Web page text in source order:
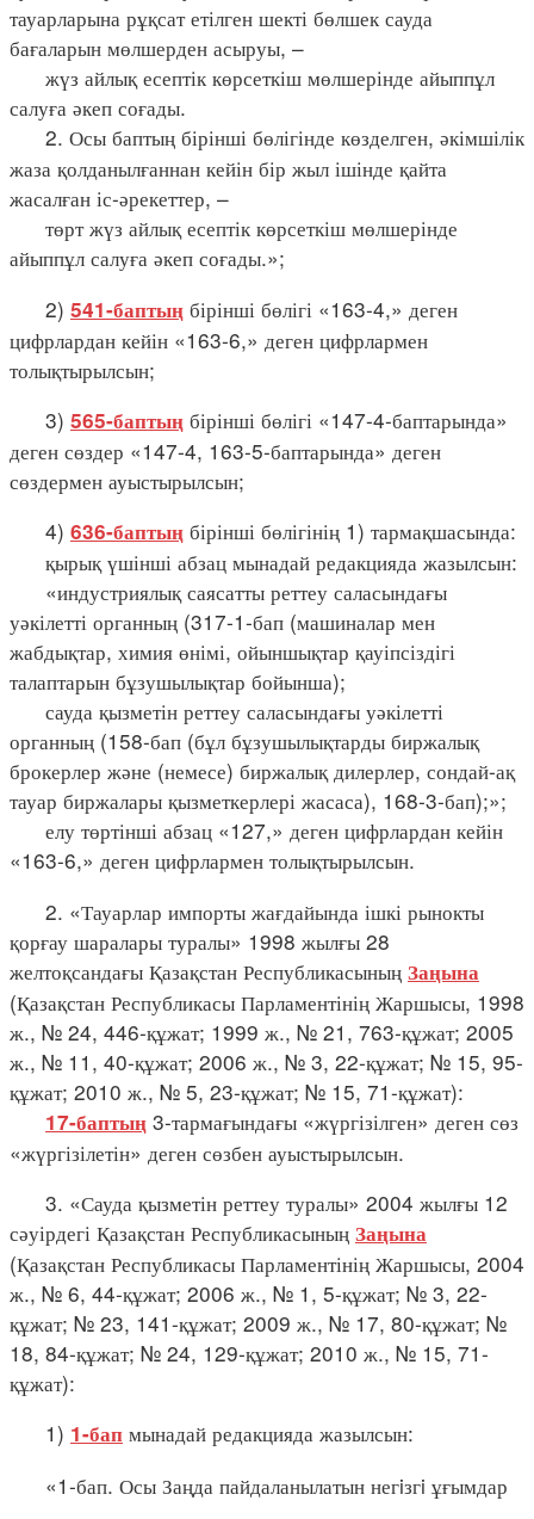
тауарларына рұқсат етілген шекті бөлшек сауда
бағаларын мөлшерден асыруы, –
жүз айлық есептік көрсеткіш мөлшерінде айыппұл
салуға әкеп соғады.
2. Осы баптың бірінші бөлігінде көзделген, әкімшілік
жаза қолданылғаннан кейін бір жыл ішінде қайта
жасалған іс-әрекеттер, –
төрт жүз айлық есептік көрсеткіш мөлшерінде
айыппұл салуға әкеп соғады.»;
2) 541-баптың бірінші бөлігі «163-4,» деген
цифрлардан кейін «163-6,» деген цифрлармен
толықтырылсын;
3) 565-баптың бірінші бөлігі «147-4-баптарында»
деген сөздер «147-4, 163-5-баптарында» деген
сөздермен ауыстырылсын;
4) 636-баптың бірінші бөлігінің 1) тармақшасында:
қырық үшінші абзац мынадай редакцияда жазылсын:
«индустриялық саясатты реттеу саласындағы
уәкілетті органның (317-1-бап (машиналар мен
жабдықтар, химия өнімі, ойыншықтар қауіпсіздігі
талаптарын бұзушылықтар бойынша);
сауда қызметін реттеу саласындағы уәкілетті
органның (158-бап (бұл бұзушылықтарды биржалық
брокерлер және (немесе) биржалық дилерлер, сондай-ақ
тауар биржалары қызметкерлері жасаса), 168-3-бап);»;
елу төртінші абзац «127,» деген цифрлардан кейін
«163-6,» деген цифрлармен толықтырылсын.
2. «Тауарлар импорты жағдайында ішкі рынокты
қорғау шаралары туралы» 1998 жылғы 28
желтоқсандағы Қазақстан Республикасының Заңына
(Қазақстан Республикасы Парламентінің Жаршысы, 1998
ж., № 24, 446-құжат; 1999 ж., № 21, 763-құжат; 2005
ж., № 11, 40-құжат; 2006 ж., № 3, 22-құжат; № 15, 95-
құжат; 2010 ж., № 5, 23-құжат; № 15, 71-құжат):
17-баптың 3-тармағындағы «жүргізілген» деген сөз
«жүргізілетін» деген сөзбен ауыстырылсын.
3. «Сауда қызметін реттеу туралы» 2004 жылғы 12
сәуірдегі Қазақстан Республикасының Заңына
(Қазақстан Республикасы Парламентінің Жаршысы, 2004
ж., № 6, 44-құжат; 2006 ж., № 1, 5-құжат; № 3, 22-
құжат; № 23, 141-құжат; 2009 ж., № 17, 80-құжат; №
18, 84-құжат; № 24, 129-құжат; 2010 ж., № 15, 71-
құжат):
1) 1-бап мынадай редакцияда жазылсын:
«1-бап. Осы Заңда пайдаланылатын негiзгi ұғымдар